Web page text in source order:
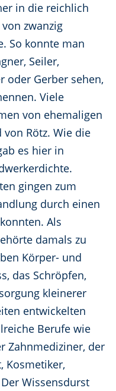
in die reichlich
zwanzig
So konnte man
Seiler,
oder Gerber sehen,
Viele
von ehemaligen
Rötz. Wie die
es hier in
gingen zum
durch einen
Als
damals zu
Körper- und
das Schröpfen,
kleinerer
entwickelten
Berufe wie
Zahnmediziner, der
Kosmetiker,
Wissensdurst